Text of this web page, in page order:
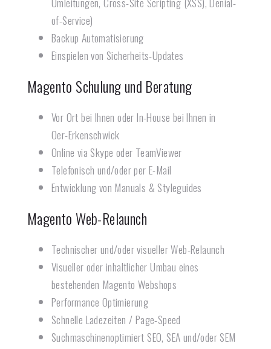
of-Service)
Backup Automatisierung
Einspielen von Sicherheits-Updates
Magento Schulung und Beratung
Vor Ort bei Ihnen oder In-House bei Ihnen in
Oer-Erkenschwick
Online via Skype oder TeamViewer
Telefonisch und/oder per E-Mail
Entwicklung von Manuals & Styleguides
Magento Web-Relaunch​
Technischer und/oder visueller Web-Relaunch
Visueller oder inhaltlicher Umbau eines
bestehenden Magento Webshops
Performance Optimierung
Schnelle Ladezeiten / Page-Speed
Suchmaschinenoptimiert SEO, SEA und/oder SEM